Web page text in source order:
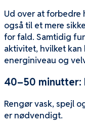
Ud over at
også til et mere
for fald. Samtidig
aktivitet, hvilket
energiniveau og
40–50 minutter:
Rengør vask, spejl
er nødvendigt.